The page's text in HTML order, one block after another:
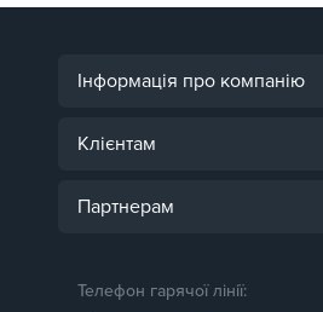
Інформація про компанію
Клієнтам
Партнерам
Телефон гарячої лінії: